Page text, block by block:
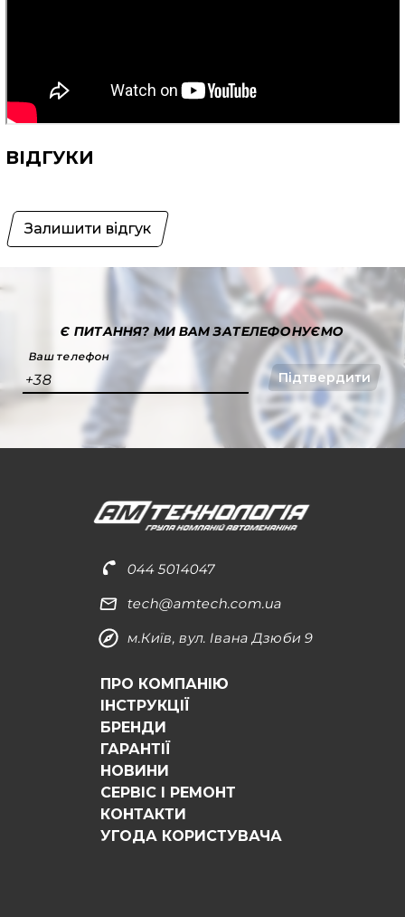
ВІДГУКИ
Залишити відгук
Є ПИТАННЯ?МИ ВАМ ЗАТЕЛЕФОНУЄМО
Ваш телефон
+38 Підтвердити
044 5014047
tech@amtech.com.ua
м.Київ, вул. Івана Дзюби 9
ПРО КОМПАНІЮ
ІНСТРУКЦІЇ
БРЕНДИ
ГАРАНТІЇ
НОВИНИ
СЕРВІС І РЕМОНТ
КОНТАКТИ
УГОДА КОРИСТУВАЧА